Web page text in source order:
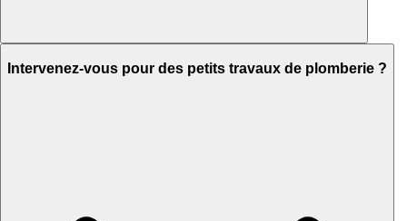
Intervenez-vous pour des petits travaux de plomberie ?